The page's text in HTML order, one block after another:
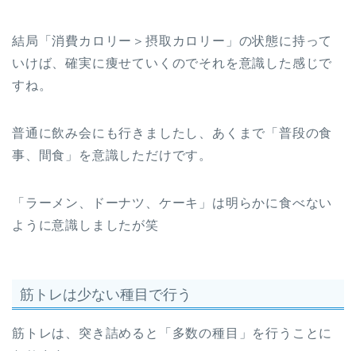
結局「消費カロリー＞摂取カロリー」の状態に持って
いけば、確実に痩せていくのでそれを意識した感じで
すね。
普通に飲み会にも行きましたし、あくまで「普段の食
事、間食」を意識しただけです。
「ラーメン、ドーナツ、ケーキ」は明らかに食べない
ように意識しましたが笑
筋トレは少ない種目で行う
筋トレは、突き詰めると「多数の種目」を行うことに